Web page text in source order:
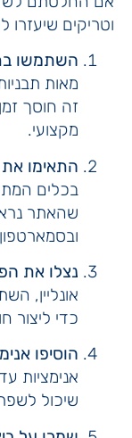
וטריקים
השתמשו
מאות
זה חוסך
מקצועי.
התאימו
בכלים
שהאתר
נצלו את
אונליין,
כדי ליצור
הוסיפו
אנימציות
שיכול